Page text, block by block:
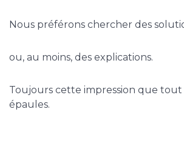
Nous préférons chercher des
ou, au moins, des explications.
Toujours cette impression que tout
épaules.